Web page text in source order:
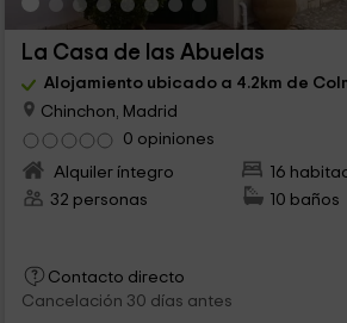
La Casa de las Abuelas
Alojamiento ubicado a 4.2km de
Chinchon, Madrid
0 opiniones
Alquiler íntegro
16
32 personas
10 baños
Contacto directo
Cancelación 30 días antes